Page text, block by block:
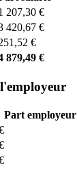
207,30 €
420,67 €
€
879,49 €
Part employeur